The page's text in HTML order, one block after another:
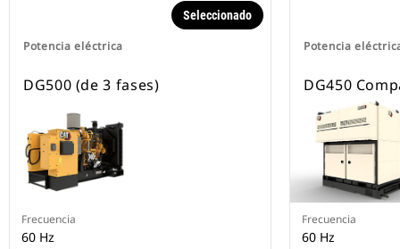
Potencia eléctrica
Seleccionado
DG500 (de 3 fases)
Frecuencia
60 Hz
Potencia
DG450
Frecuencia
60 Hz